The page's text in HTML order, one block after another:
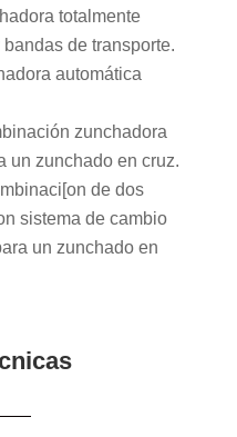
totalmente
de transporte.
automática
zunchadora
un zunchado en cruz.
de dos
sistema de cambio
un zunchado en